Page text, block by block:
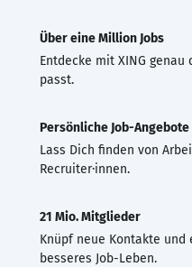
Über eine Million Jobs
Entdecke mit XING genau
passt.
Persönliche Job-Angebote
Lass Dich finden von
Recruiter·innen.
21 Mio. Mitglieder
Knüpf neue Kontakte
besseres Job-Leben.